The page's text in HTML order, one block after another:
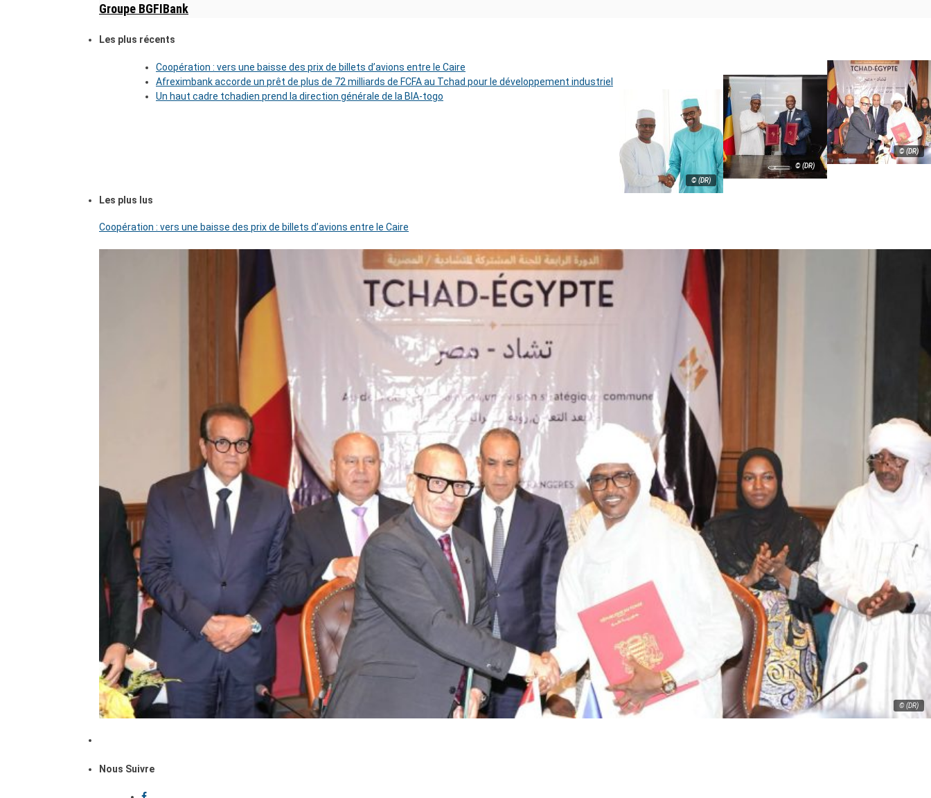
Groupe BGFIBank
Les plus récents
© (DR)
Coopération : vers une baisse des prix de billets d’avions entre le Caire
© (DR)
Afreximbank accorde un prêt de plus de 72 milliards de FCFA au Tchad pour le développement industriel
© (DR)
Un haut cadre tchadien prend la direction générale de la BIA-togo
Les plus lus
Coopération : vers une baisse des prix de billets d’avions entre le Caire
© (DR)
Nous Suivre